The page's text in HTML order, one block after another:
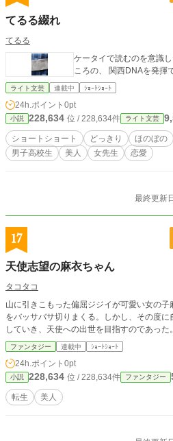
てるる綴れ
てるる
ケータイで読むのを意識
ころの、 関西DNAを発揮
ライト文芸 連載中 ｼｮｰﾄｼｮｰﾄ
24h.ポイント 0pt
小説 228,634 位 / 228,634件 ライト文芸
ショートショート どっきり ほのぼの
男子高校生
美人 女先生 恋愛
最終更新
17
天使志望の麻衣ちゃん
タコタコ
山に引きこもった偏屈ジジイが可愛い女の
をバッサバサ切りまくる。しかし、その度
していき、天使への出世を目指すのであった。
ファンタジー 連載中 ｼｮｰﾄｼｮｰﾄ
24h.ポイント 0pt
小説 228,634 位 / 228,634件 ファンタジー
転生 美人